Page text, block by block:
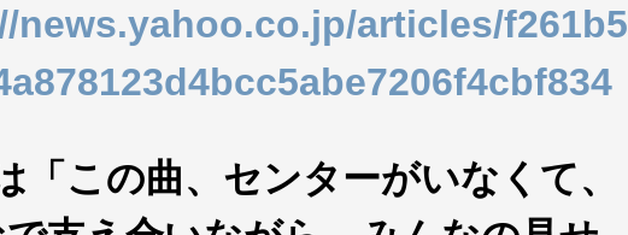
news.yahoo.co.jp/articles/f261b5
「この曲、センターがいなくて、